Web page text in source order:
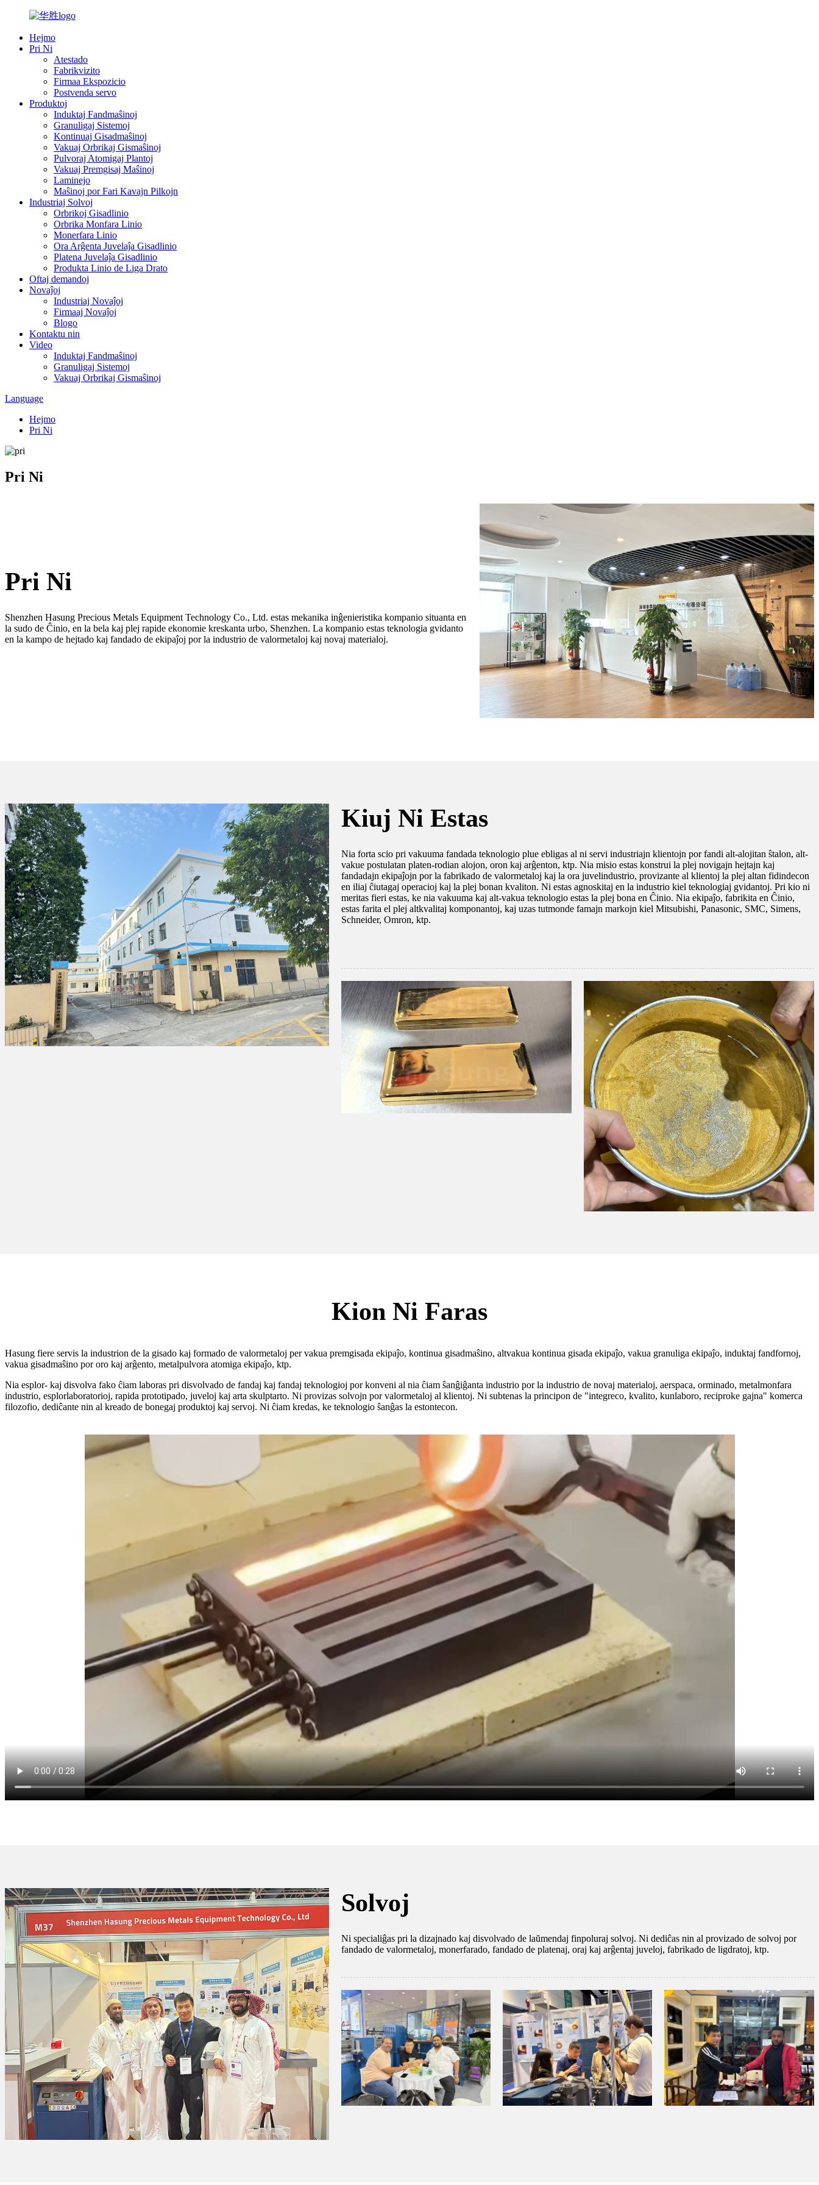
Hejmo
Pri Ni
Atestado
Fabrikvizito
Firmaa Ekspozicio
Postvenda servo
Produktoj
Induktaj Fandmaŝinoj
Granuligaj Sistemoj
Kontinuaj Gisadmaŝinoj
Vakuaj Orbrikaj Gismaŝinoj
Pulvoraj Atomigaj Plantoj
Vakuaj Premgisaj Maŝinoj
Laminejo
Maŝinoj por Fari Kavajn Pilkojn
Industriaj Solvoj
Orbrikoj Gisadlinio
Orbrika Monfara Linio
Monerfara Linio
Ora Arĝenta Juvelaĵa Gisadlinio
Platena Juvelaĵa Gisadlinio
Produkta Linio de Liga Drato
Oftaj demandoj
Novaĵoj
Industriaj Novaĵoj
Firmaaj Novaĵoj
Blogo
Kontaktu nin
Video
Induktaj Fandmaŝinoj
Granuligaj Sistemoj
Vakuaj Orbrikaj Gismaŝinoj
Language
Hejmo
Pri Ni
Pri Ni
Pri Ni
Shenzhen Hasung Precious Metals Equipment Technology Co., Ltd. estas mekanika inĝenieristika kompanio situanta en
la sudo de Ĉinio, en la bela kaj plej rapide ekonomie kreskanta urbo, Shenzhen. La kompanio estas teknologia gvidanto
en la kampo de hejtado kaj fandado de ekipaĵoj por la industrio de valormetaloj kaj novaj materialoj.
Kiuj Ni Estas
Nia forta scio pri vakuuma fandada teknologio plue ebligas al ni servi industriajn klientojn por fandi alt-alojitan ŝtalon, alt-
vakue postulatan platen-rodian alojon, oron kaj arĝenton, ktp. Nia misio estas konstrui la plej novigajn hejtajn kaj
fandadajn ekipaĵojn por la fabrikado de valormetaloj kaj la ora juvelindustrio, provizante al klientoj la plej altan fidindecon
en iliaj ĉiutagaj operacioj kaj la plej bonan kvaliton. Ni estas agnoskitaj en la industrio kiel teknologiaj gvidantoj. Pri kio ni
meritas fieri estas, ke nia vakuuma kaj alt-vakua teknologio estas la plej bona en Ĉinio. Nia ekipaĵo, fabrikita en Ĉinio,
estas farita el plej altkvalitaj komponantoj, kaj uzas tutmonde famajn markojn kiel Mitsubishi, Panasonic, SMC, Simens,
Schneider, Omron, ktp.
Kion Ni Faras
Hasung fiere servis la industrion de la gisado kaj formado de valormetaloj per vakua premgisada ekipaĵo, kontinua gisadmaŝino, altvakua kontinua gisada ekipaĵo, vakua granuliga ekipaĵo, induktaj fandfornoj,
vakua gisadmaŝino por oro kaj arĝento, metalpulvora atomiga ekipaĵo, ktp.
Nia esplor- kaj disvolva fako ĉiam laboras pri disvolvado de fandaj kaj fandaj teknologioj por konveni al nia ĉiam ŝanĝiĝanta industrio por la industrio de novaj materialoj, aerspaca, orminado, metalmonfara
industrio, esplorlaboratorioj, rapida prototipado, juveloj kaj arta skulptarto. Ni provizas solvojn por valormetaloj al klientoj. Ni subtenas la principon de "integreco, kvalito, kunlaboro, reciproke gajna" komerca
filozofio, dediĉante nin al kreado de bonegaj produktoj kaj servoj. Ni ĉiam kredas, ke teknologio ŝanĝas la estontecon.
Solvoj
Ni specialiĝas pri la dizajnado kaj disvolvado de laŭmendaj finpoluraj solvoj. Ni dediĉas nin al provizado de solvoj por
fandado de valormetaloj, monerfarado, fandado de platenaj, oraj kaj arĝentaj juveloj, fabrikado de ligdratoj, ktp.